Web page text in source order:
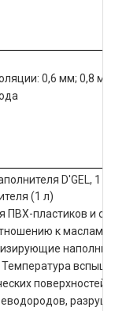
0,6 мм; 0,8
D'GEL, 1
(1 л)
ПВХ-пластиков и
к маслам,
поверхностей.